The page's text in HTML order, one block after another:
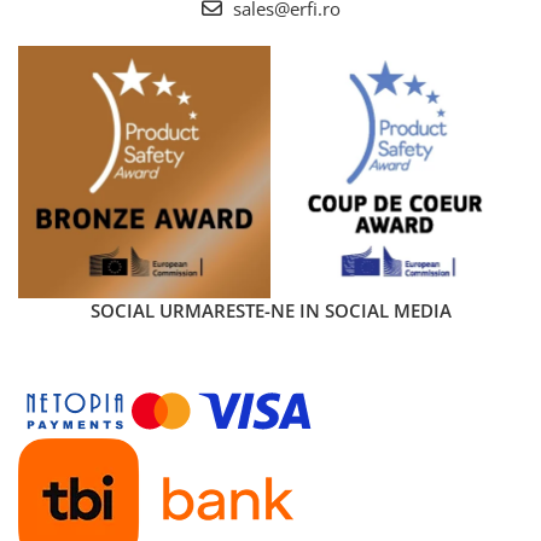
sales@erfi.ro
SOCIAL URMARESTE-NE IN SOCIAL MEDIA